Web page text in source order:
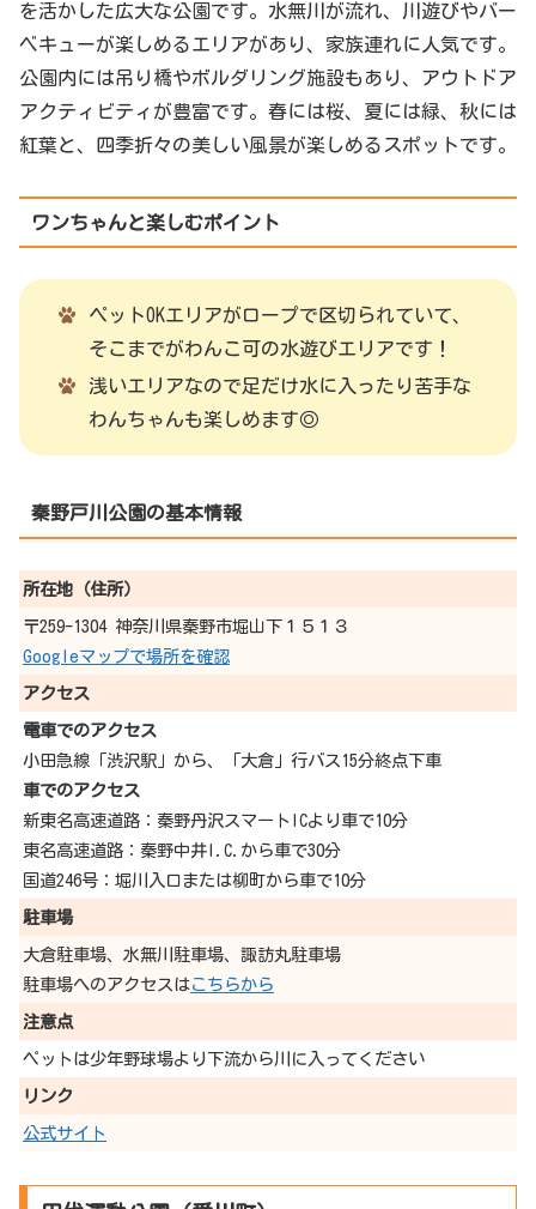
を活かした広大な公園です。水無川が流れ、川遊びやバー
ベキューが楽しめるエリアがあり、家族連れに人気です。
公園内には吊り橋やボルダリング施設もあり、アウトドア
アクティビティが豊富です。春には桜、夏には緑、秋には
紅葉と、四季折々の美しい風景が楽しめるスポットです。
ワンちゃんと楽しむポイント
ペットOKエリアがロープで区切られていて、
そこまでがわんこ可の水遊びエリアです！
浅いエリアなので足だけ水に入ったり苦手な
わんちゃんも楽しめます◎
秦野戸川公園の基本情報
所在地（住所）
〒259-1304 神奈川県秦野市堀山下１５１３
Googleマップで場所を確認
アクセス
電車でのアクセス
小田急線「渋沢駅」から、「大倉」行バス15分終点下車
車でのアクセス
新東名高速道路：秦野丹沢スマートICより車で10分
東名高速道路：秦野中井I.C.から車で30分
国道246号：堀川入口または柳町から車で10分
駐車場
大倉駐車場、水無川駐車場、諏訪丸駐車場
駐車場へのアクセスはこちらから
注意点
ペットは少年野球場より下流から川に入ってください
リンク
公式サイト